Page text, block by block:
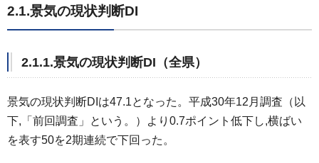
2.1.景気の現状判断DI
2.1.1.景気の現状判断DI（全県）
景気の現状判断DIは47.1となった。平成30年12月調査（以
下,「前回調査」という。）より0.7ポイント低下し,横ばい
を表す50を2期連続で下回った。